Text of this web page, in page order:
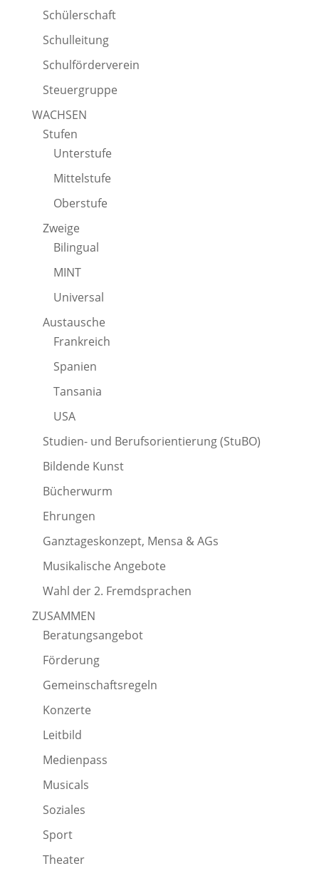
Schülerschaft
Schulleitung
Schulförderverein
Steuergruppe
WACHSEN
Stufen
Unterstufe
Mittelstufe
Oberstufe
Zweige
Bilingual
MINT
Universal
Austausche
Frankreich
Spanien
Tansania
USA
Studien- und Berufsorientierung (StuBO)
Bildende Kunst
Bücherwurm
Ehrungen
Ganztageskonzept, Mensa & AGs
Musikalische Angebote
Wahl der 2. Fremdsprachen
ZUSAMMEN
Beratungsangebot
Förderung
Gemeinschaftsregeln
Konzerte
Leitbild
Medienpass
Musicals
Soziales
Sport
Theater